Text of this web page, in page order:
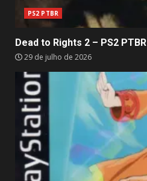
PS2 PTBR
Dead to Rights 2 – PS2 PTBR
29 de julho de 2026